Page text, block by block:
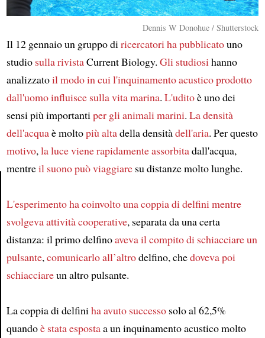
Article
Dennis W Donohue / Shutterstock
Il 12 gennaio un gruppo diricercatoriha pubblicatouno
studio sulla rivistaCurrent Biology. Gli studiosihanno
analizzatoil modo in cuil'inquinamento acustico prodotto
dall'uomoinfluisce sullavita marina. L'uditoè uno dei
sensi più importantiper gli animali marini. La densità
dell'acquaè moltopiù altadella densitàdell'aria. Per questo
motivo,la luceviene rapidamente assorbitadall'acqua,
mentreil suonopuò viaggiaresu distanze molto lunghe.
L'esperimentoha coinvoltouna coppia di delfinimentre
svolgeva attività cooperative, separata da una certa
distanza: il primo delfinoaveva il compitodi schiacciare un
pulsante,comunicarloall’altrodelfino, chedoveva poi
schiacciareun altro pulsante.
La coppia di delfiniha avuto successosolo al 62,5%
quandoè stata espostaa un inquinamento acustico molto